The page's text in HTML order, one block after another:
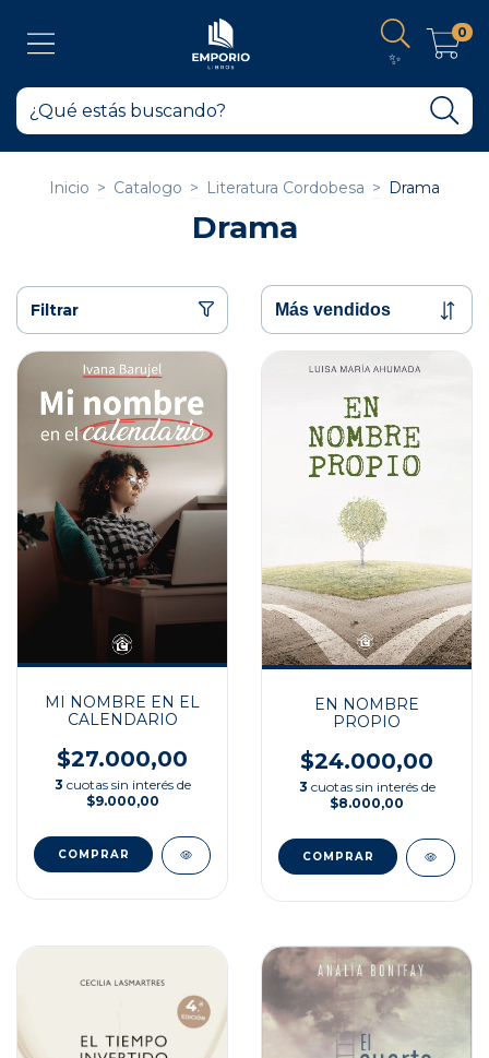
✨
0
Inicio > Catalogo > Literatura Cordobesa > Drama
Drama
Filtrar
MI NOMBRE EN EL
CALENDARIO
$27.000,00
3 cuotas sin interés de
$9.000,00
EN NOMBRE
PROPIO
$24.000,00
3 cuotas sin interés de
$8.000,00